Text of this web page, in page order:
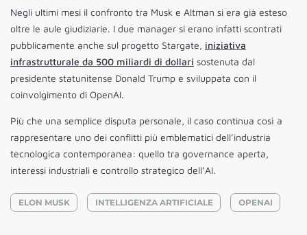
Negli ultimi mesi il confronto tra Musk e Altman si era già esteso
oltre le aule giudiziarie. I due manager si erano infatti scontrati
pubblicamente anche sul progetto Stargate, iniziativa
infrastrutturale da 500 miliardi di dollari sostenuta dal
presidente statunitense Donald Trump e sviluppata con il
coinvolgimento di OpenAI.
Più che una semplice disputa personale, il caso continua così a
rappresentare uno dei conflitti più emblematici dell’industria
tecnologica contemporanea: quello tra governance aperta,
interessi industriali e controllo strategico dell’AI.
ELON MUSK INTELLIGENZA ARTIFICIALE OPENAI